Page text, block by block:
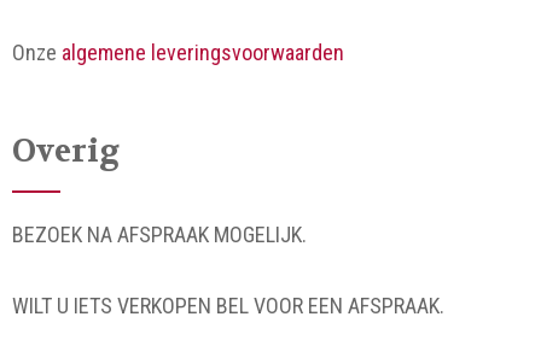
Onze algemene leveringsvoorwaarden
Overig
BEZOEK NA AFSPRAAK MOGELIJK.
WILT U IETS VERKOPEN BEL VOOR EEN AFSPRAAK.